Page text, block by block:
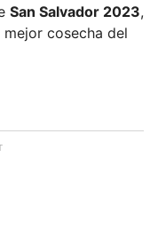
San Salvador 2023,
cosecha del